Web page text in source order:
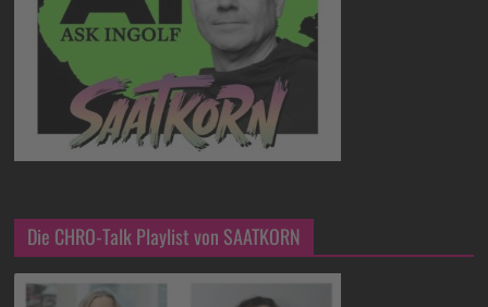
Die CHRO-Talk Playlist von SAATKORN